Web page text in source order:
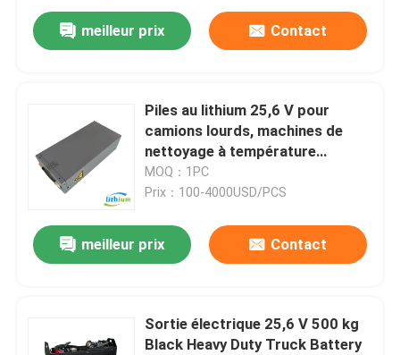
meilleur prix Contact
Piles au lithium 25,6 V pour
camions lourds, machines de
nettoyage à température
extrême
MOQ：1PC
Prix：100-4000USD/PCS
meilleur prix Contact
Sortie électrique 25,6 V 500 kg
Black Heavy Duty Truck Battery